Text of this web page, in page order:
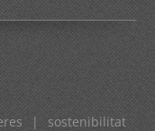
| sostenibilitat